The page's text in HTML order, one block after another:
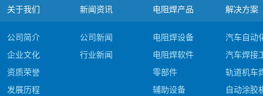
关于我们
公司简介
企业文化
资质荣誉
发展历程
新闻资讯
公司新闻
行业新闻
电阻焊产品
电阻焊设备
电阻焊软件
零部件
辅助设备
解决方案
汽车自动
汽车焊接
轨道机车
自动涂胶